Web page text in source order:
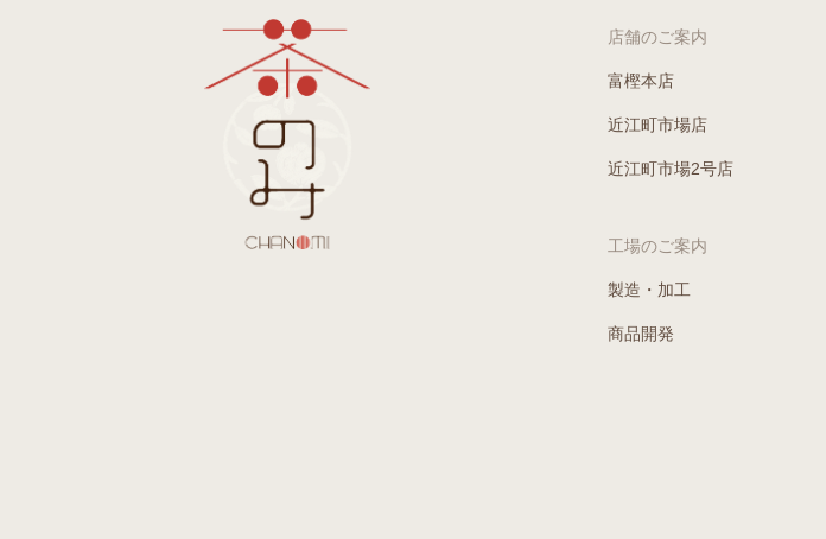
店舗のご案内
富樫本店
近江町市場店
近江町市場2号店
工場のご案内
製造・加工
商品開発